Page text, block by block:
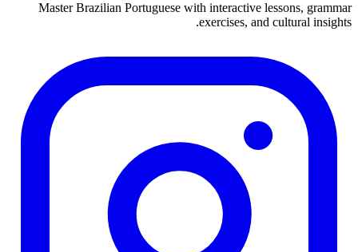
Master Brazilian Portuguese with interactive lessons, grammar
exercises, and cultural insights.